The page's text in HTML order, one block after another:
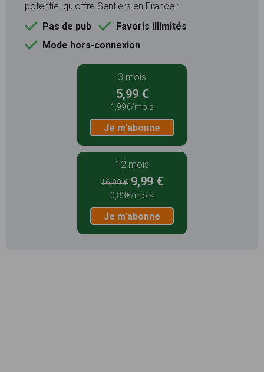
potentiel qu'offre Sentiers en France :
Pas de pub
Favoris illimités
Mode hors-connexion
3 mois
5,99 €
1,99€/mois
Je m'abonne
12 mois
16,99 € 9,99 €
0,83€/mois
Je m'abonne